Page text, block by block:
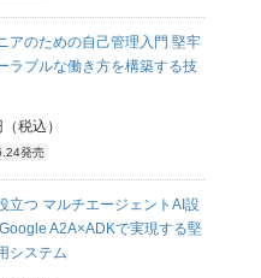
アのための自己管理入門 堅牢
ラブルな働き方を構築する技
税込）
発売
立つ マルチエージェントAI設
A2A×ADKで実現する堅
システム